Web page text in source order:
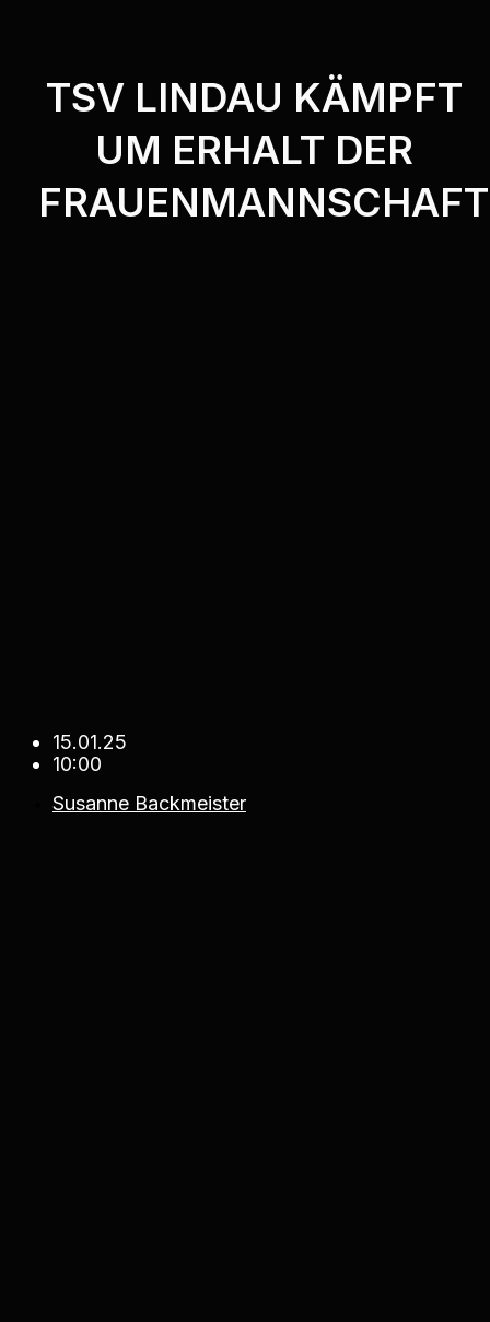
TSV LINDAU KÄMPFT
UM ERHALT DER
FRAUENMANNSCHAFT
15.01.25
10:00
Susanne Backmeister